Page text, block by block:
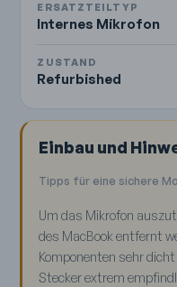
ERSATZTEILTYP
Internes Mikrofon
ZUSTAND
Refurbished
Einbau und
Tipps für eine sichere
Um das Mikrofon
des MacBook entfernt
Komponenten sehr
Stecker extrem